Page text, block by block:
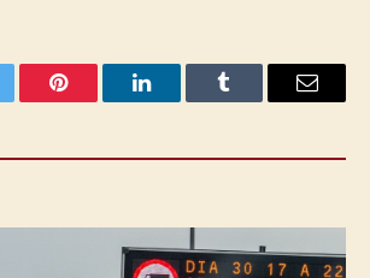
Pinterest LinkedInTumblr Email